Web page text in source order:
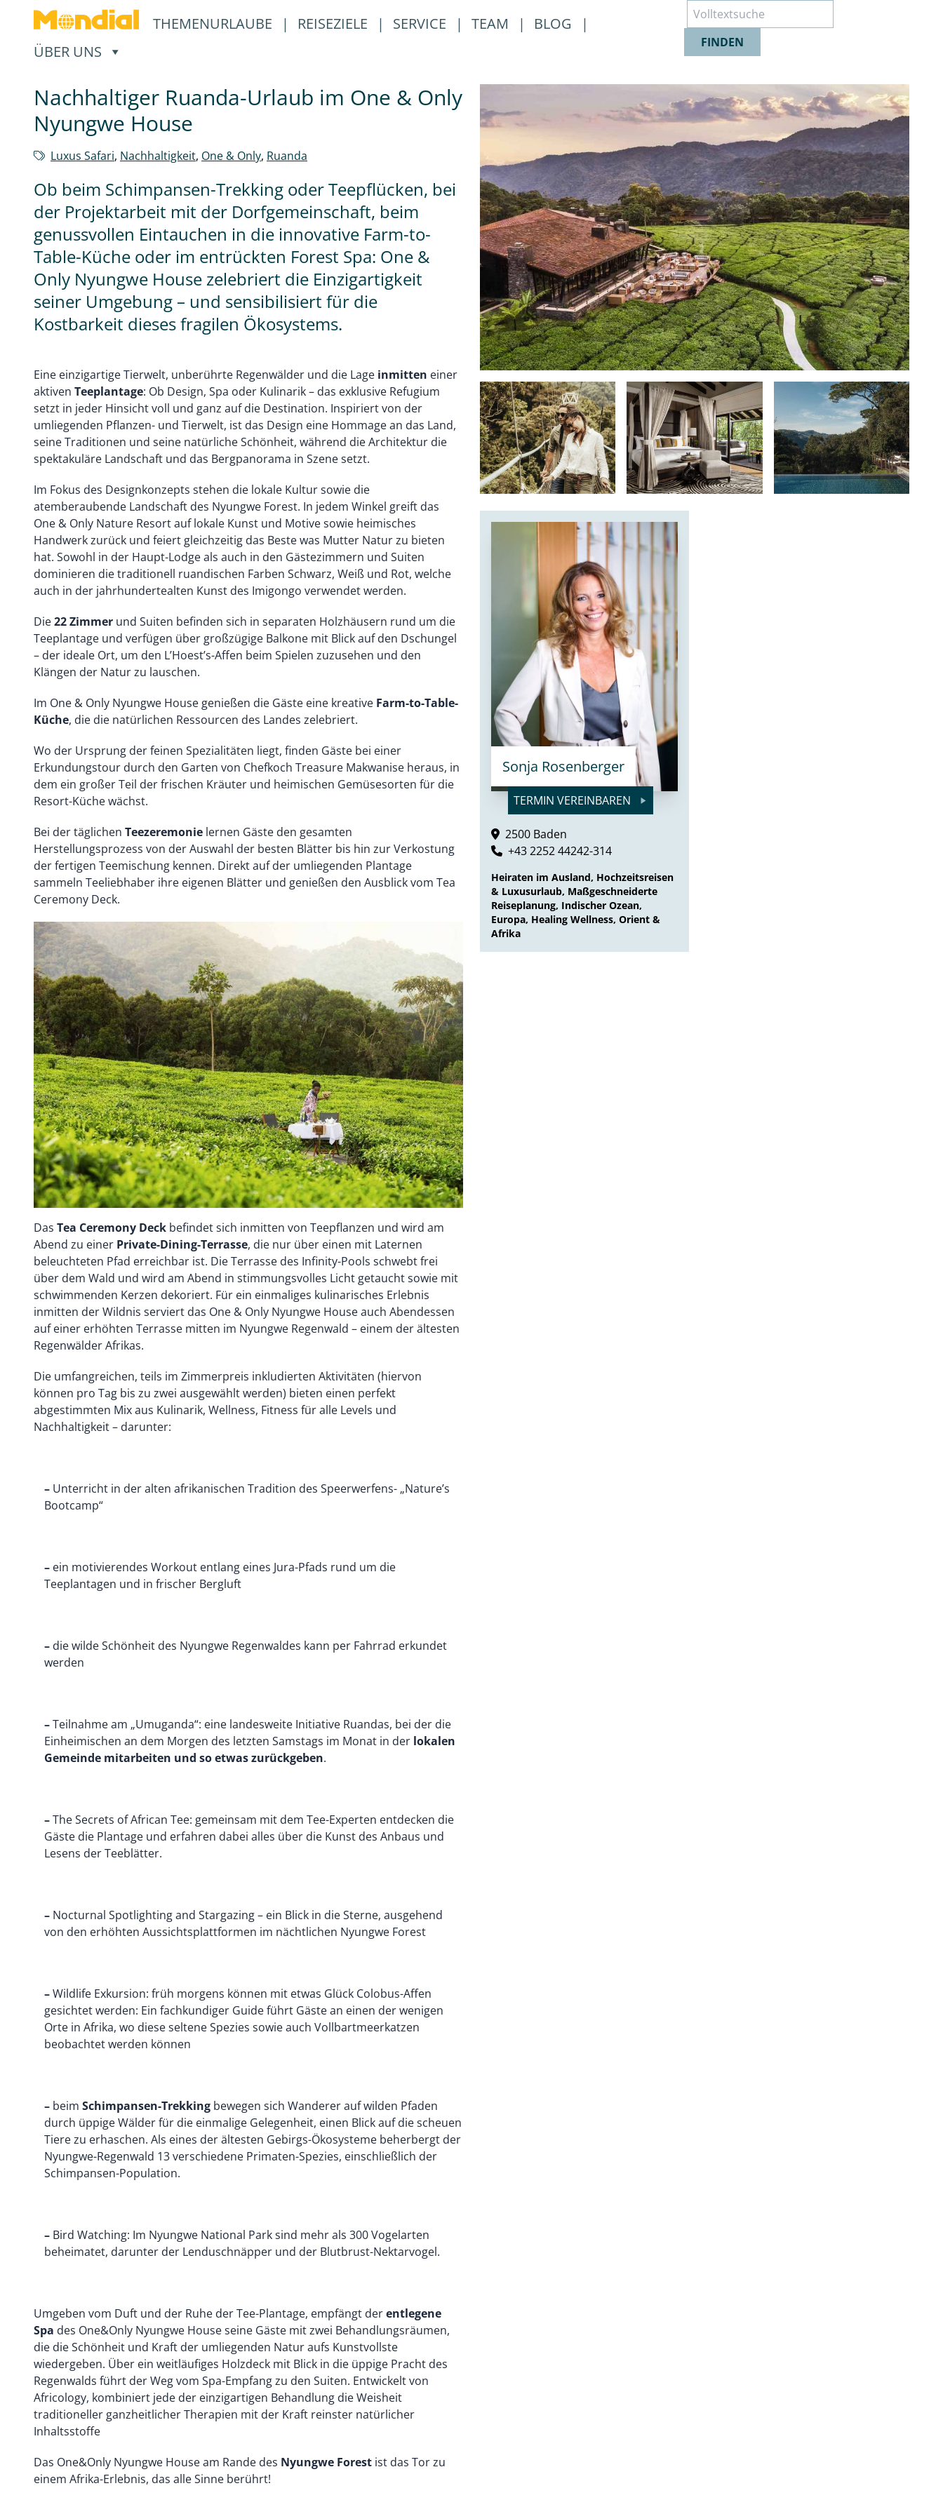
THEMENURLAUBE | REISEZIELE | SERVICE | TEAM | BLOG
|
ÜBER UNS , ÖFFNET EIN UNTERMENÜ
Suche
FINDEN
Nachhaltiger Ruanda-Urlaub im One & Only
Nyungwe House
Luxus Safari, Nachhaltigkeit, One & Only, Ruanda
Ob beim Schimpansen-Trekking oder Teepflücken, bei
der Projektarbeit mit der Dorfgemeinschaft, beim
genussvollen Eintauchen in die innovative Farm-to-
Table-Küche oder im entrückten Forest Spa: One &
Only Nyungwe House zelebriert die Einzigartigkeit
seiner Umgebung – und sensibilisiert für die
Kostbarkeit dieses fragilen Ökosystems.
Eine einzigartige Tierwelt, unberührte Regenwälder und die Lage inmitten einer
aktiven Teeplantage: Ob Design, Spa oder Kulinarik – das exklusive Refugium
setzt in jeder Hinsicht voll und ganz auf die Destination. Inspiriert von der
umliegenden Pflanzen- und Tierwelt, ist das Design eine Hommage an das Land,
seine Traditionen und seine natürliche Schönheit, während die Architektur die
spektakuläre Landschaft und das Bergpanorama in Szene setzt.
Im Fokus des Designkonzepts stehen die lokale Kultur sowie die
atemberaubende Landschaft des Nyungwe Forest. In jedem Winkel greift das
One & Only Nature Resort auf lokale Kunst und Motive sowie heimisches
Handwerk zurück und feiert gleichzeitig das Beste was Mutter Natur zu bieten
hat. Sowohl in der Haupt-Lodge als auch in den Gästezimmern und Suiten
dominieren die traditionell ruandischen Farben Schwarz, Weiß und Rot, welche
auch in der jahrhundertealten Kunst des Imigongo verwendet werden.
Die22 Zimmer und Suiten befinden sich in separaten Holzhäusern rund um die
Teeplantage und verfügen über großzügige Balkone mit Blick auf den Dschungel
– der ideale Ort, um den L’Hoest’s-Affen beim Spielen zuzusehen und den
Klängen der Natur zu lauschen.
Im One & Only Nyungwe House genießen die Gäste eine kreative Farm-to-Table-
Küche, die die natürlichen Ressourcen des Landes zelebriert.
Wo der Ursprung der feinen Spezialitäten liegt, finden Gäste bei einer
Erkundungstour durch den Garten von Chefkoch Treasure Makwanise heraus, in
dem ein großer Teil der frischen Kräuter und heimischen Gemüsesorten für die
Resort-Küche wächst.
Bei der täglichen Teezeremonie lernen Gäste den gesamten
Herstellungsprozess von der Auswahl der besten Blätter bis hin zur Verkostung
der fertigen Teemischung kennen. Direkt auf der umliegenden Plantage
sammeln Teeliebhaber ihre eigenen Blätter und genießen den Ausblick vom Tea
Ceremony Deck.
Das Tea Ceremony Deck befindet sich inmitten von Teepflanzen und wird am
Abend zu einer Private-Dining-Terrasse, die nur über einen mit Laternen
beleuchteten Pfad erreichbar ist. Die Terrasse des Infinity-Pools schwebt frei
über dem Wald und wird am Abend in stimmungsvolles Licht getaucht sowie mit
schwimmenden Kerzen dekoriert. Für ein einmaliges kulinarisches Erlebnis
inmitten der Wildnis serviert das One & Only Nyungwe House auch Abendessen
auf einer erhöhten Terrasse mitten im Nyungwe Regenwald – einem der ältesten
Regenwälder Afrikas.
Die umfangreichen, teils im Zimmerpreis inkludierten Aktivitäten (hiervon
können pro Tag bis zu zwei ausgewählt werden) bieten einen perfekt
abgestimmten Mix aus Kulinarik, Wellness, Fitness für alle Levels und
Nachhaltigkeit – darunter:
– Unterricht in der alten afrikanischen Tradition des Speerwerfens- „Nature’s
Bootcamp“
– ein motivierendes Workout entlang eines Jura-Pfads rund um die
Teeplantagen und in frischer Bergluft
– die wilde Schönheit des Nyungwe Regenwaldes kann per Fahrrad erkundet
werden
–Teilnahme am „Umuganda“: eine landesweite Initiative Ruandas, bei der die
Einheimischen an dem Morgen des letzten Samstags im Monat in der lokalen
Gemeinde mitarbeiten und so etwas zurückgeben.
–The Secrets of African Tee: gemeinsam mit dem Tee-Experten entdecken die
Gäste die Plantage und erfahren dabei alles über die Kunst des Anbaus und
Lesens der Teeblätter.
– Nocturnal Spotlighting and Stargazing – ein Blick in die Sterne, ausgehend
von den erhöhten Aussichtsplattformen im nächtlichen Nyungwe Forest
–Wildlife Exkursion: früh morgens können mit etwas Glück Colobus-Affen
gesichtet werden: Ein fachkundiger Guide führt Gäste an einen der wenigen
Orte in Afrika, wo diese seltene Spezies sowie auch Vollbartmeerkatzen
beobachtet werden können
– beim Schimpansen-Trekking bewegen sich Wanderer auf wilden Pfaden
durch üppige Wälder für die einmalige Gelegenheit, einen Blick auf die scheuen
Tiere zu erhaschen. Als eines der ältesten Gebirgs-Ökosysteme beherbergt der
Nyungwe-Regenwald 13 verschiedene Primaten-Spezies, einschließlich der
Schimpansen-Population.
– Bird Watching: Im Nyungwe National Park sind mehr als 300 Vogelarten
beheimatet, darunter der Lenduschnäpper und der Blutbrust-Nektarvogel.
Umgeben vom Duft und der Ruhe der Tee-Plantage, empfängt derentlegene
Spa des One&Only Nyungwe House seine Gäste mit zwei Behandlungsräumen,
die die Schönheit und Kraft der umliegenden Natur aufs Kunstvollste
wiedergeben. Über ein weitläufiges Holzdeck mit Blick in die üppige Pracht des
Regenwalds führt der Weg vom Spa-Empfang zu den Suiten. Entwickelt von
Africology, kombiniert jede der einzigartigen Behandlung die Weisheit
traditioneller ganzheitlicher Therapien mit der Kraft reinster natürlicher
Inhaltsstoffe
Das One&Only Nyungwe House am Rande des Nyungwe Forest ist das Tor zu
einem Afrika-Erlebnis, das alle Sinne berührt!
Sonja Rosenberger
TERMIN VEREINBAREN
2500 Baden
+43 2252 44242-314
Heiraten im Ausland, Hochzeitsreisen
& Luxusurlaub, Maßgeschneiderte
Reiseplanung, Indischer Ozean,
Europa, Healing Wellness, Orient &
Afrika